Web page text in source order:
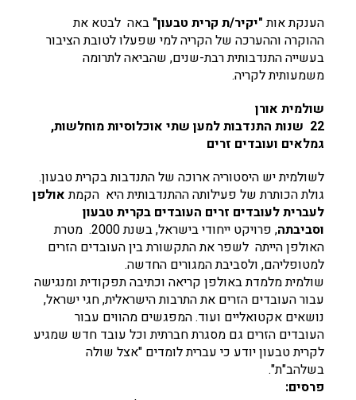
הענקת אות"יקיר/ת קרית טבעון" באה לבטא את
ההוקרה וההערכה של הקריה למי שפעלו לטובת הציבור
בעשייה התנדבותית רבת-שנים, שהביאה לתרומה
משמעותית לקריה.
שולמית אורן
22 שנות התנדבות למען שתי אוכלוסיות מוחלשות,
גמלאים ועובדים זרים
לשולמית יש היסטוריה ארוכה של התנדבות בקרית טבעון.
גולת הכותרת של פעילותה ההתנדבותית היא הקמתאולפן
לעברית לעובדים זרים העובדים בקרית טבעון
וסביבתה, פרויקט ייחודי בישראל, בשנת 2000.
מטרת
האולפן הייתה לשפר את התקשורת בין העובדים הזרים
למטופליהם, ולסביבת המגורים החדשה.
שולמית מלמדת באולפן קריאה וכתיבה תפקודית ומנגישה
עבור העובדים הזרים את התרבות הישראלית, חגי ישראל,
נושאים אקטואליים ועוד. המפגשים מהווים עבור
העובדים הזרים גם מסגרת חברתית וכל עובד חדש שמגיע
לקרית טבעון יודע כי עברית לומדים "אצל שולה
בשלהב"ת".
פרסים: